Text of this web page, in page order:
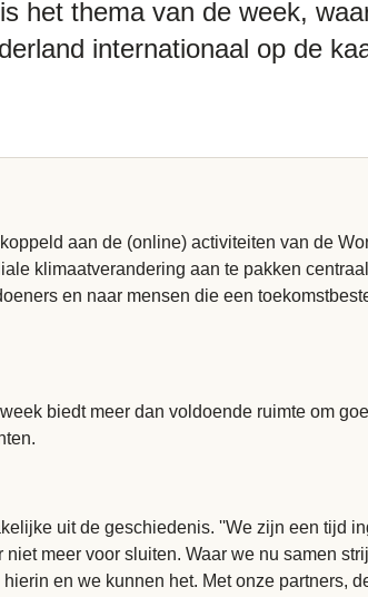
het thema van de week,
internationaal op de
aan de (online) activiteiten van de
klimaatverandering aan te pakken
en naar mensen die een
biedt meer dan voldoende ruimte om
uit de geschiedenis. ''We zijn een tijd
meer voor sluiten. Waar we nu samen
en we kunnen het. Met onze partners,